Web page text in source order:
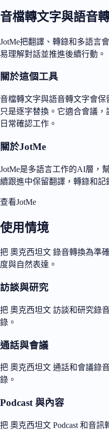
音檔轉文字與語音
JotMe把翻譯、轉錄和多語言
易理解對話並推進後續行動。
關於這個工具
音檔轉文字與語音轉文字會
只是逐字替換。它適合會議
日常確認工作。
關於JotMe
JotMe是多語言工作的AI層，
續跟進中保留翻譯，轉錄和記
查看JotMe
使用情境
把 奧克西坦文 錄音轉換為準
度與自然表達。
訪談與研究
把 奧克西坦文 訪談和研究錄
錄。
通話與會議
把 奧克西坦文 通話和會議錄
錄。
Podcast 與內容
把 奧克西坦文 Podcast 和音